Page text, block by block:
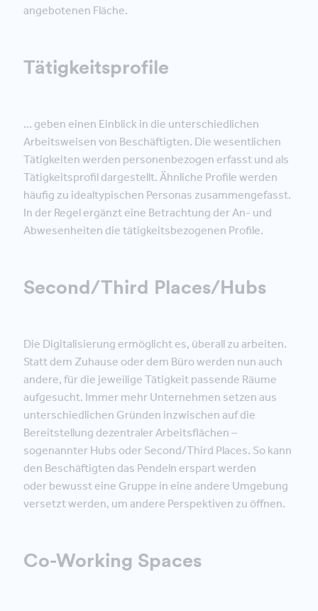
angebotenen Fläche.
Tätigkeitsprofile
… geben einen Einblick in die unterschiedlichen
Arbeitsweisen von Beschäftigten. Die wesentlichen
Tätigkeiten werden personenbezogen erfasst und als
Tätigkeitsprofil dargestellt. Ähnliche Profile werden
häufig zu idealtypischen Personas zusammengefasst.
In der Regel ergänzt eine Betrachtung der An- und
Abwesenheiten die tätigkeitsbezogenen Profile.
Second/Third Places/Hubs
Die Digitalisierung ermöglicht es, überall zu arbeiten.
Statt dem Zuhause oder dem Büro werden nun auch
andere, für die jeweilige Tätigkeit passende Räume
aufgesucht. Immer mehr Unternehmen setzen aus
unterschiedlichen Gründen inzwischen auf die
Bereitstellung dezentraler Arbeitsflächen –
sogenannter Hubs oder Second/Third Places. So kann
den Beschäftigten das Pendeln erspart werden
oder bewusst eine Gruppe in eine andere Umgebung
versetzt werden, um andere Perspektiven zu öffnen.
Co-Working Spaces